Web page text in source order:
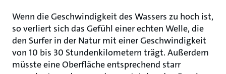
Wenn die Geschwindigkeit des Wassers zu hoch ist,
so verliert sich das Gefühl einer echten Welle, die
den Surfer in der Natur mit einer Geschwindigkeit
von 10 bis 30 Stundenkilometern trägt. Außerdem
müsste eine Oberfläche entsprechend starr